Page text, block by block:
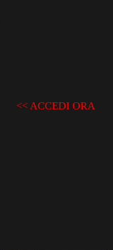
<< ACCEDI ORA